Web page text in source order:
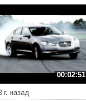
00:02:51
г. назад